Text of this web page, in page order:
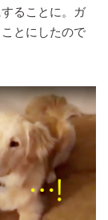
ることに。ガ
とにしたので